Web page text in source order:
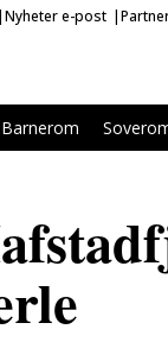
Nyheter e-post
Barnerom